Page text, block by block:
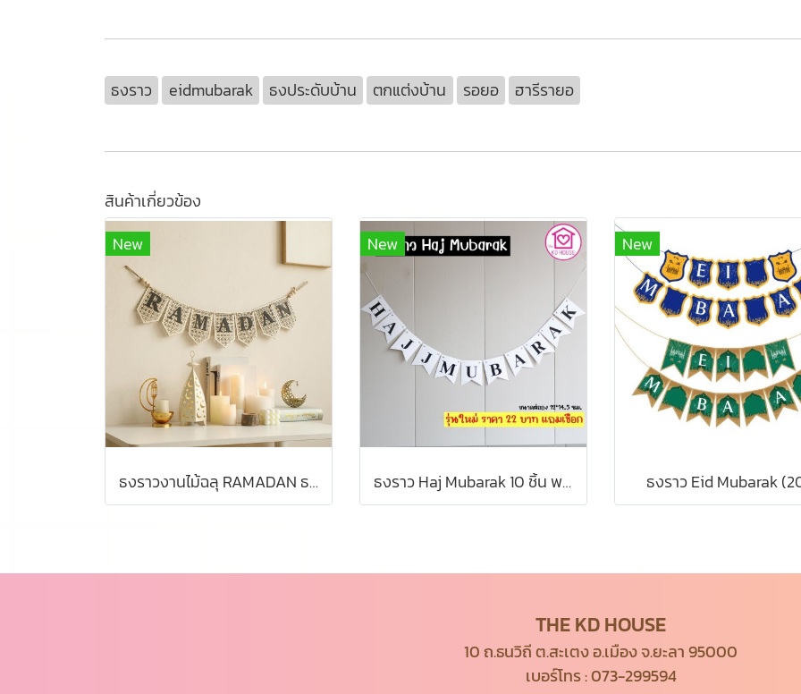
ธงราว eidmubarak ธงประดับบ้าน ตกแต่งบ้าน รอยอ ฮารีรายอ
สินค้าเกี่ยวข้อง
New
ธงราวงานไม้ฉลุ RAMADAN ธงตกแต่ง พร้อมส่งในไทย
New
ธงราว Haj Mubarak 10 ชิ้น พร้อมริบบิ้น รุ่นใหม่ ขาวดำ คลาาสิค
New
ธงราว Eid Mubarak
THE KD HOUSE
10 ถ.ธนวิถี ต.สะเตง อ.เมือง จ.ยะลา 95000
เบอร์โทร :073-299594